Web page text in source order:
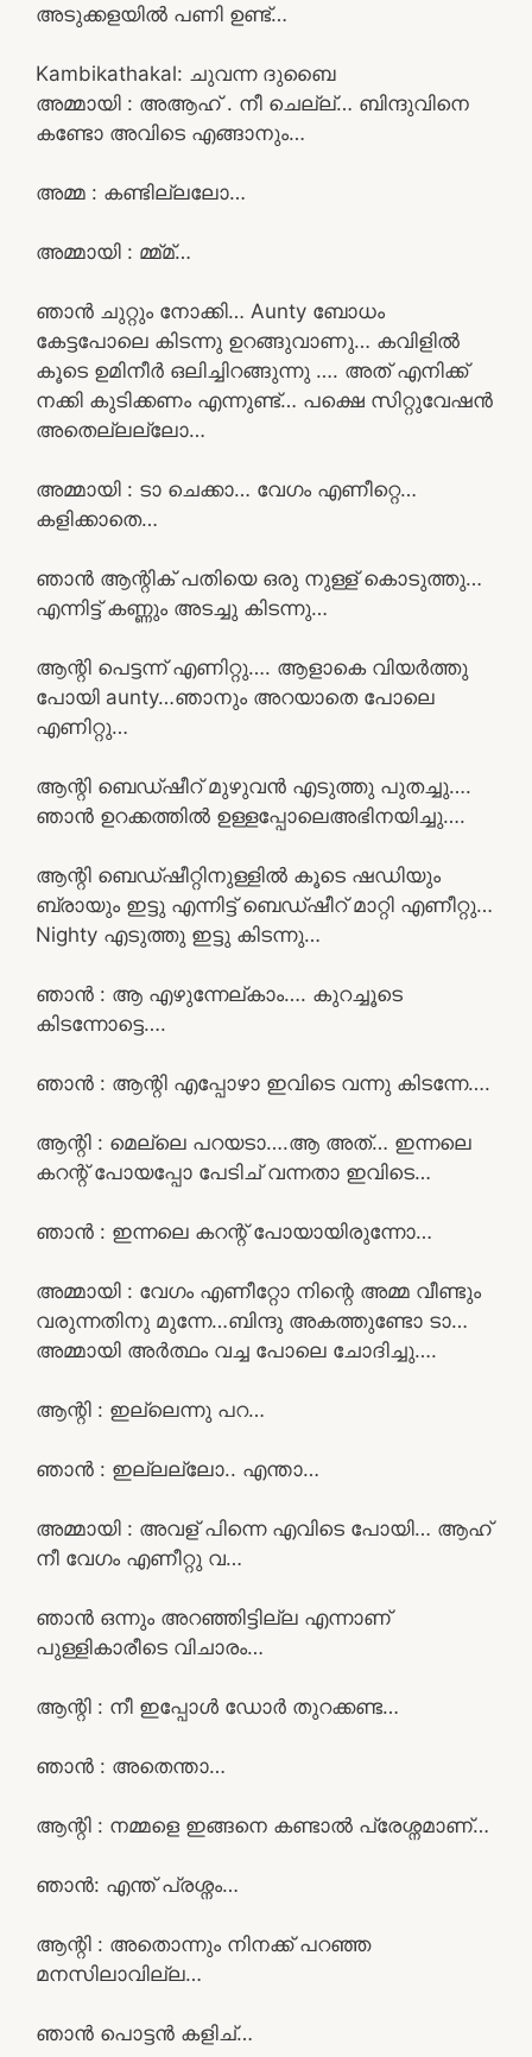
അടുക്കളയിൽ പണി ഉണ്ട്…
Kambikathakal: ചുവന്ന ദുബൈ
അമ്മായി : അആഹ് . നീ ചെല്ല്… ബിന്ദുവിനെ
കണ്ടോ അവിടെ എങ്ങാനും…
അമ്മ : കണ്ടില്ലലോ…
അമ്മായി : മ്മ്മ്…
ഞാൻ ചുറ്റും നോക്കി… Aunty ബോധം
കേട്ടപോലെ കിടന്നു ഉറങ്ങുവാണു… കവിളിൽ
കൂടെ ഉമിനീർ ഒലിച്ചിറങ്ങുന്നു …. അത് എനിക്ക്
നക്കി കുടിക്കണം എന്നുണ്ട്… പക്ഷെ സിറ്റുവേഷൻ
അതെല്ലല്ലോ…
അമ്മായി : ടാ ചെക്കാ… വേഗം എണീറ്റെ…
കളിക്കാതെ…
ഞാൻ ആന്റിക് പതിയെ ഒരു നുള്ള് കൊടുത്തു…
എന്നിട്ട് കണ്ണും അടച്ചു കിടന്നു…
ആന്റി പെട്ടന്ന് എണിറ്റു…. ആളാകെ വിയർത്തു
പോയി aunty…ഞാനും അറയാതെ പോലെ
എണിറ്റു…
ആന്റി ബെഡ്ഷീറ് മുഴുവൻ എടുത്തു പുതച്ചു….
ഞാൻ ഉറക്കത്തിൽ ഉള്ളപ്പോലെഅഭിനയിച്ചു….
ആന്റി ബെഡ്ഷീറ്റിനുള്ളിൽ കൂടെ ഷഡിയും
ബ്രായും ഇട്ടു എന്നിട്ട് ബെഡ്ഷീറ് മാറ്റി എണീറ്റു…
Nighty എടുത്തു ഇട്ടു കിടന്നു…
ഞാൻ : ആ എഴുന്നേല്കാം…. കുറച്ചൂടെ
കിടന്നോട്ടെ….
ഞാൻ : ആന്റി എപ്പോഴാ ഇവിടെ വന്നു കിടന്നേ….
ആന്റി : മെല്ലെ പറയടാ….ആ അത്… ഇന്നലെ
കറന്റ് പോയപ്പോ പേടിച് വന്നതാ ഇവിടെ…
ഞാൻ : ഇന്നലെ കറന്റ് പോയായിരുന്നോ…
അമ്മായി : വേഗം എണീറ്റോ നിന്റെ അമ്മ വീണ്ടും
വരുന്നതിനു മുന്നേ…ബിന്ദു അകത്തുണ്ടോ ടാ…
അമ്മായി അർത്ഥം വച്ച പോലെ ചോദിച്ചു….
ആന്റി : ഇല്ലെന്നു പറ…
ഞാൻ : ഇല്ലല്ലോ.. എന്താ…
അമ്മായി : അവള് പിന്നെ എവിടെ പോയി… ആഹ്
നീ വേഗം എണീറ്റു വ…
ഞാൻ ഒന്നും അറഞ്ഞിട്ടില്ല എന്നാണ്
പുള്ളികാരീടെ വിചാരം…
ആന്റി : നീ ഇപ്പോൾ ഡോർ തുറക്കണ്ട…
ഞാൻ : അതെന്താ…
ആന്റി : നമ്മളെ ഇങ്ങനെ കണ്ടാൽ പ്രേശ്നമാണ്…
ഞാൻ: എന്ത് പ്രശ്നം…
ആന്റി : അതൊന്നും നിനക്ക് പറഞ്ഞ
മനസിലാവില്ല…
ഞാൻ പൊട്ടൻ കളിച്…